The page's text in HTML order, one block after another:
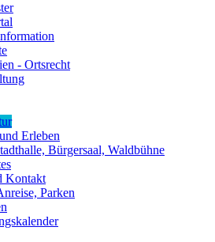
- Ortsrecht
Erleben
Bürgersaal, Waldbühne
Kontakt
Parken